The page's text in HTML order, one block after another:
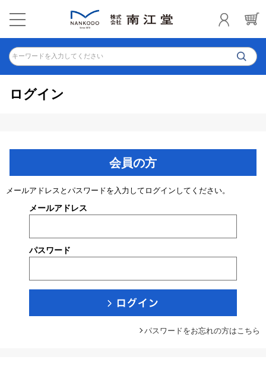
キーワードを入力してください
ログイン
会員の方
メールアドレスとパスワードを入力してログインしてください。
メールアドレス
パスワード
パスワードをお忘れの方はこちら